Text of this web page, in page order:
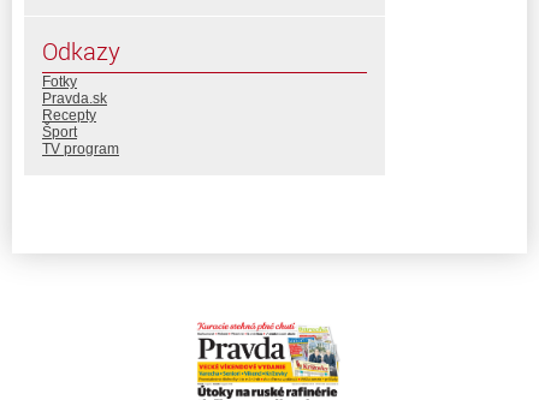
Odkazy
Fotky
Pravda.sk
Recepty
Šport
TV program